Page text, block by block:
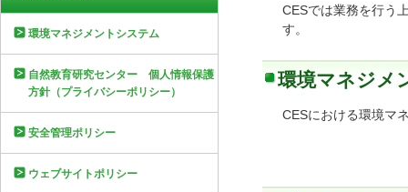
CESでは業務を行う
す。
環境マネジメ
CESにおける環境マ
環境マネジメントシステム
自然教育研究センター 個人情報保護
方針（プライバシーポリシー）
安全管理ポリシー
ウェブサイトポリシー